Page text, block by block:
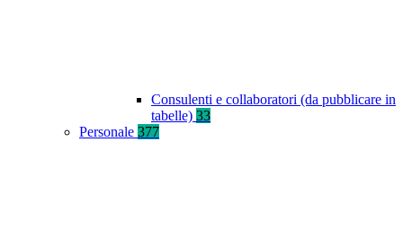
Consulenti e collaboratori (da pubblicare in
tabelle) 33
Personale 377